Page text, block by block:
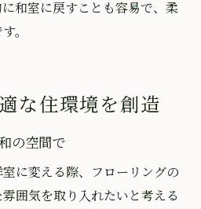
和室に戻すことも容易で、柔
。
な住環境を創造
の空間で
に変える際、フローリングの
囲気を取り入れたいと考える